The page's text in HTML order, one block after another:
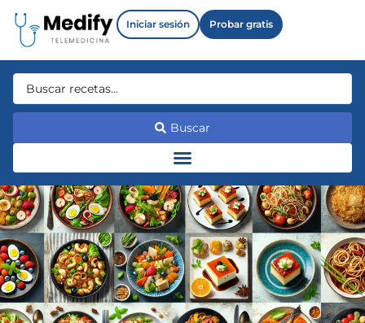
Iniciar sesión Probar gratis
Buscar